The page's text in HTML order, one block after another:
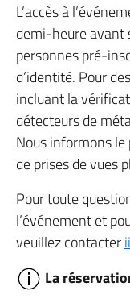
L’accès à
demi-heure avant
personnes pré-
d’identité. Pour
incluant la
détecteurs de
Nous informons le
de prises de vues
Pour toute
l’événement et
veuillez contacter
La